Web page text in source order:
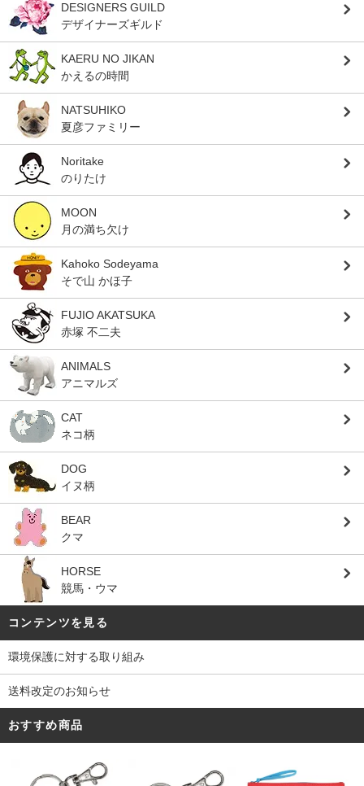
DESIGNERS GUILD
デザイナーズギルド
KAERU NO JIKAN
かえるの時間
NATSUHIKO
夏彦ファミリー
Noritake
のりたけ
MOON
月の満ち欠け
Kahoko Sodeyama
そで山 かほ子
FUJIO AKATSUKA
赤塚 不二夫
ANIMALS
アニマルズ
CAT
ネコ柄
DOG
イヌ柄
BEAR
クマ
HORSE
競馬・ウマ
コンテンツを見る
環境保護に対する取り組み
送料改定のお知らせ
おすすめ商品